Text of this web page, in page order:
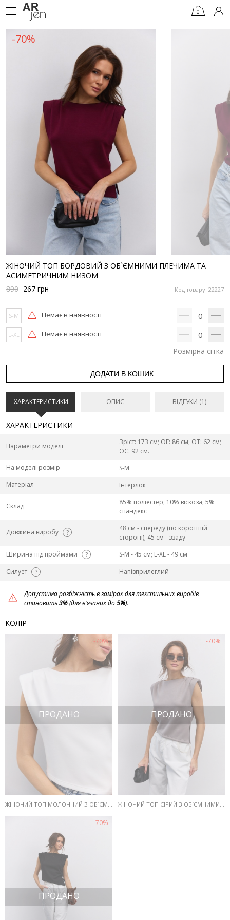
0
-70%
ЖІНОЧИЙ ТОП БОРДОВИЙ З ОБ`ЄМНИМИ ПЛЕЧИМА ТА
АСИМЕТРИЧНИМ НИЗОМ
Код товару: 22227
890 267 грн
S-M Немає в наявності 0
L-XL Немає в наявності 0
Розмірна сітка
ДОДАТИ В КОШИК
ХАРАКТЕРИСТИКИ ОПИС ВІДГУКИ (1)
ХАРАКТЕРИСТИКИ
Параметри моделі
Зріст: 173 см; ОГ: 86 см; ОТ: 62 см;
ОС: 92 см.
На моделі розмір
S-M
Матеріал
Інтерлок
Склад
85% поліестер, 10% віскоза, 5%
спандекс
Довжина виробу ?
48 см - спереду (по коротшій
стороні); 45 см - ззаду
Ширина під проймами
?
S-M - 45 см; L-ХL - 49 см
Силует
? Напівприлеглий
Допустима розбіжність в замірах для текстильних виробів
становить3%(для в'язаних до5%).
КОЛІР
-70%
ПРОДАНО
ЖІНОЧИЙ ТОП МОЛОЧНИЙ З ОБ`ЄМНИМИ ПЛЕЧИМА ТА АСИМЕТРИЧНИМ НИЗОМ
-70%
ПРОДАНО
ЖІНОЧИЙ ТОП СІРИЙ З ОБ`ЄМНИМИ ПЛЕЧИМА ТА АСИМЕТРИЧНИМ НИЗОМ
-70%
ПРОДАНО